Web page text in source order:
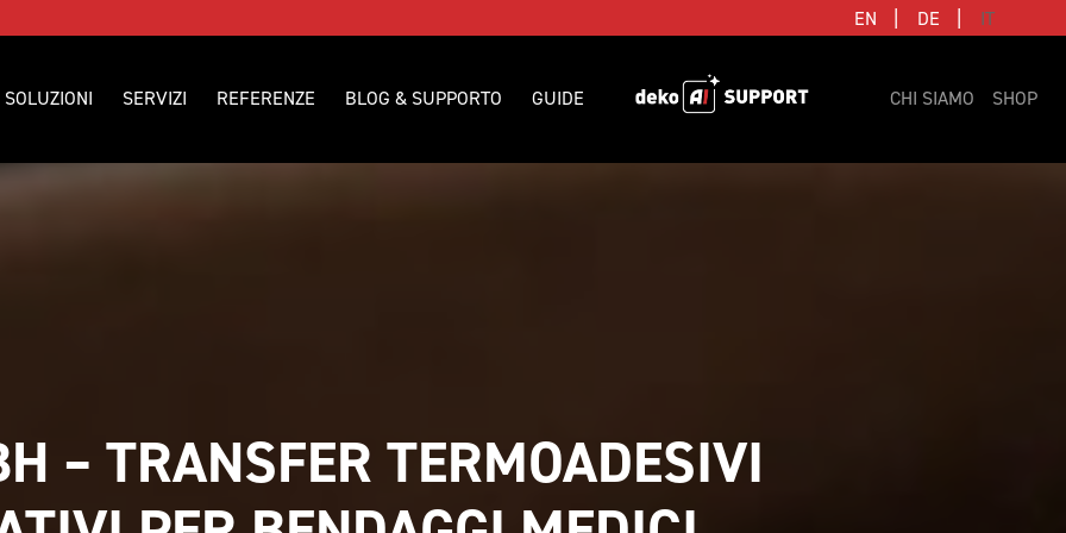
EN DE IT
SOLUZIONI SERVIZI REFERENZE BLOG & SUPPORTO GUIDE CHI SIAMO SHOP
– TRANSFER TERMOADESIVI